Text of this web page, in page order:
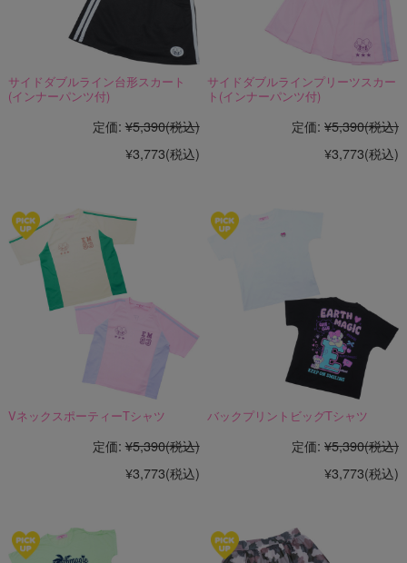
サイドダブルライン台形スカート
(インナーパンツ付)
定価: ¥5,390(税込)
¥3,773(税込)
サイドダブルラインプリーツスカー
ト(インナーパンツ付)
定価: ¥5,390(税込)
¥3,773(税込)
VネックスポーティーTシャツ
定価: ¥5,390(税込)
¥3,773(税込)
バックプリントビッグTシャツ
定価: ¥5,390(税込)
¥3,773(税込)